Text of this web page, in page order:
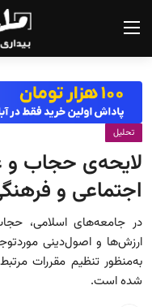
صفحه نخست
درباره ما
تماس با ما
گزارش
تحلیل
تحلیل
لایحه‌ی حجاب و
اجتماعی و
در جامعه‌های اسلامی،
ارزش‌ها و اصول‌دینی
به‌منظور تنظیم مقررات
شده است.